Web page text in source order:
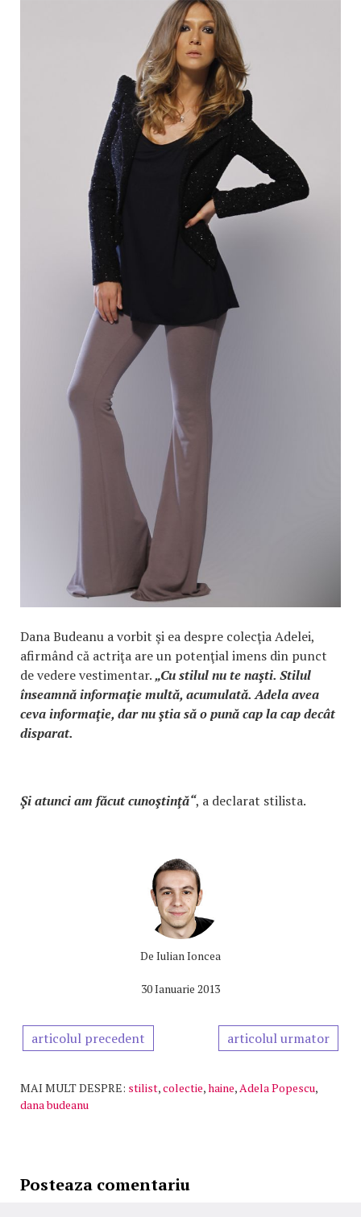
Dana Budeanu a vorbit şi ea despre colecţia Adelei,
afirmând că actriţa are un potenţial imens din punct
de vedere vestimentar.„Cu stilul nu te naşti. Stilul
înseamnă informaţie multă, acumulată. Adela avea
ceva informaţie, dar nu ştia să o pună cap la cap decât
disparat.
Şi atunci am făcut cunoştinţă“, a declarat stilista.
De Iulian Ioncea
30 Ianuarie 2013
articolul precedent articolul urmator
MAI MULT DESPRE: stilist,colectie,haine,Adela Popescu,
dana budeanu
Posteaza comentariu